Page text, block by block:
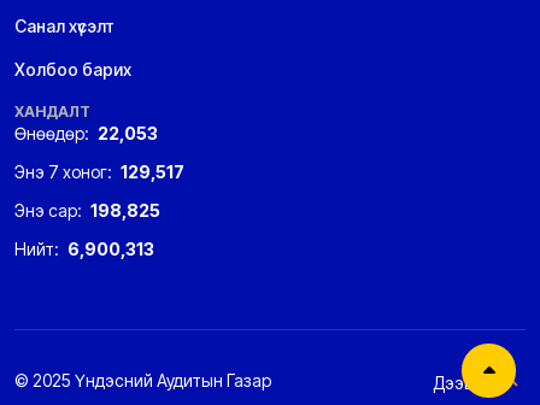
Санал хүсэлт
Холбоо барих
ХАНДАЛТ
Өнөөдөр: 22,053
Энэ 7 хоног: 129,517
Энэ сар: 198,825
Нийт: 6,900,313
© 2025 Үндэсний Аудитын Газар Дээшээ